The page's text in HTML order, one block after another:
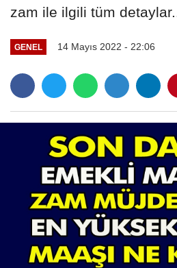
zam ile ilgili tüm detaylar...
GENEL 14 Mayıs 2022 - 22:06